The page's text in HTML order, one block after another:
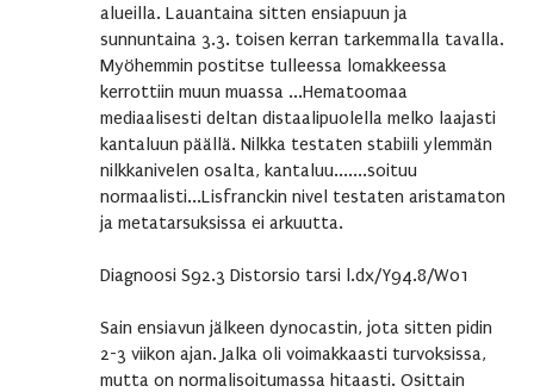
alueilla. Lauantaina sitten ensiapuun ja
sunnuntaina 3.3. toisen kerran tarkemmalla tavalla.
Myöhemmin postitse tulleessa lomakkeessa
kerrottiin muun muassa ...Hematoomaa
mediaalisesti deltan distaalipuolella melko laajasti
kantaluun päällä. Nilkka testaten stabiili ylemmän
nilkkanivelen osalta, kantaluu.......soituu
normaalisti...Lisfranckin nivel testaten aristamaton
ja metatarsuksissa ei arkuutta.
Diagnoosi S92.3 Distorsio tarsi l.dx/Y94.8/W01
Sain ensiavun jälkeen dynocastin, jota sitten pidin
2-3 viikon ajan. Jalka oli voimakkaasti turvoksissa,
mutta on normalisoitumassa hitaasti. Osittain